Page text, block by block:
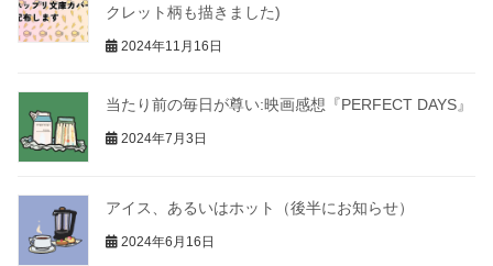
クレット柄も描きました)
2024年11月16日
当たり前の毎日が尊い:映画感想『PERFECT DAYS』
2024年7月3日
アイス、あるいはホット（後半にお知らせ）
2024年6月16日